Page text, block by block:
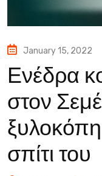
January 15, 2022
Ενέδρα
στον
σπίτι του